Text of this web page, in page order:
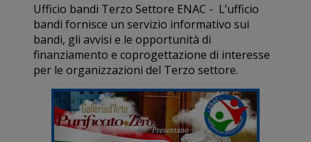
Ufficio bandi Terzo Settore ENAC - L’ufficio
bandi fornisce un servizio informativo sui
bandi, gli avvisi e le opportunità di
finanziamento e coprogettazione di interesse
per le organizzazioni del Terzo settore.